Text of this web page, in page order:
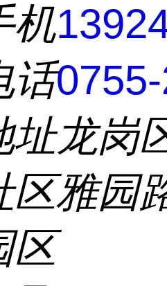
机
话
址龙岗
区雅园
区